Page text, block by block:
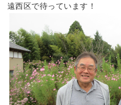
遠西区で待っています！